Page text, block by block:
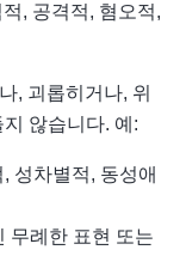
, 공격적, 혐오적,
, 괴롭히거나, 위
않습니다. 예:
성차별적, 동성애
무례한 표현 또는